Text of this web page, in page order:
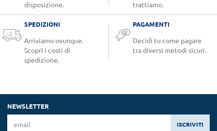
disposizione.
trattiamo.
SPEDIZIONI
Arriviamo ovunque.
Scopri i costi di
spedizione.
PAGAMENTI
Decidi tu come pagare
tra diversi metodi sicuri.
NEWSLETTER
ISCRIVITI